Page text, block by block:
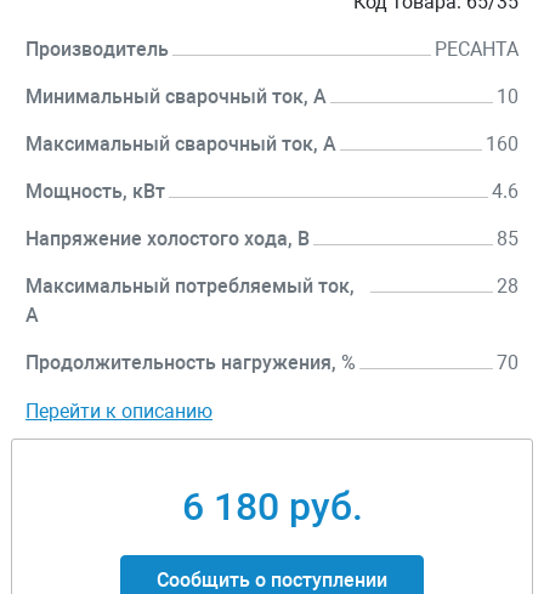
Производитель РЕСАНТА
Минимальный сварочный ток, А 10
Максимальный сварочный ток, А 160
Мощность, кВт 4.6
Напряжение холостого хода, В 85
Максимальный потребляемый ток,
А
28
Продолжительность нагружения, % 70
Перейти к описанию
6 180 руб.
Сообщить о поступлении